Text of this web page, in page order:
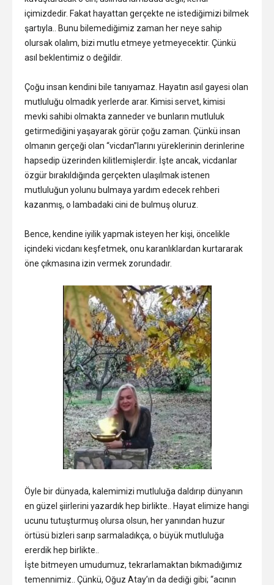
içimizdedir. Fakat hayattan gerçekte ne istediğimizi bilmek
şartıyla.. Bunu bilemediğimiz zaman her neye sahip
olursak olalım, bizi mutlu etmeye yetmeyecektir. Çünkü
asıl beklentimiz o değildir.
Çoğu insan kendini bile tanıyamaz. Hayatın asıl gayesi olan
mutluluğu olmadık yerlerde arar. Kimisi servet, kimisi
mevki sahibi olmakta zanneder ve bunların mutluluk
getirmediğini yaşayarak görür çoğu zaman. Çünkü insan
olmanın gerçeği olan “vicdan”larını yüreklerinin derinlerine
hapsedip üzerinden kilitlemişlerdir. İşte ancak, vicdanlar
özgür bırakıldığında gerçekten ulaşılmak istenen
mutluluğun yolunu bulmaya yardım edecek rehberi
kazanmış, o lambadaki cini de bulmuş oluruz.
Bence, kendine iyilik yapmak isteyen her kişi, öncelikle
içindeki vicdanı keşfetmek, onu karanlıklardan kurtararak
öne çıkmasına izin vermek zorundadır.
Öyle bir dünyada, kalemimizi mutluluğa daldırıp dünyanın
en güzel şiirlerini yazardık hep birlikte.. Hayat elimize hangi
ucunu tutuşturmuş olursa olsun, her yanından huzur
örtüsü bizleri sarıp sarmaladıkça, o büyük mutluluğa
ererdik hep birlikte..
İşte bitmeyen umudumuz, tekrarlamaktan bıkmadığımız
temennimiz.. Çünkü, Oğuz Atay’ın da dediği gibi; “acının